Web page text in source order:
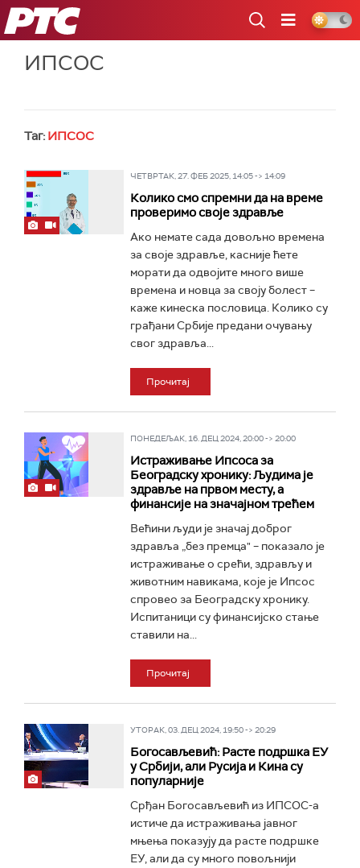
РТС
ИПСОС
Таг: ИПСОС
ЧЕТВРТАК, 27. ФЕБ 2025, 14:05 -> 14:09
Колико смо спремни да на време
проверимо своје здравље
Ако немате сада довољно времена
за своје здравље, касније ћете
морати да одвојите много више
времена и новца за своју болест –
каже кинеска пословица. Колико су
грађани Србије предани очувању
свог здравља...
Прочитај
ПОНЕДЕЉАК, 16. ДЕЦ 2024, 20:00 -> 20:00
Истраживање Ипсоса за
Београдску хронику: Људима је
здравље на првом месту, а
финансије на значајном трећем
Већини људи је значај доброг
здравља „без премца" – показало је
истраживање о срећи, здрављу и
животним навикама, које је Ипсос
спровео за Београдску хронику.
Испитаници су финансијско стање
ставили на...
Прочитај
УТОРАК, 03. ДЕЦ 2024, 19:50 -> 20:29
Богосављевић: Расте подршка ЕУ
у Србији, али Русија и Кина су
популарније
Срђан Богосављевић из ИПСОС-а
истиче да истраживања јавног
мњења показују да расте подршке
ЕУ, али да су много повољнији